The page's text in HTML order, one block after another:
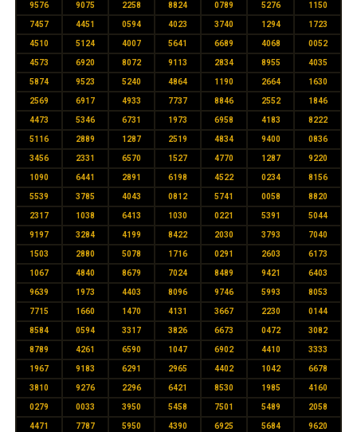
9576 9075 2258 8824 0789 5276 1150
7457 4451 0594 4023 3740 1294 1723
4510 5124 4007 5641 6689 4068 0052
4573 6920 8072 9113 2834 8955 4035
5874 9523 5240 4864 1190 2664 1630
2569 6917 4933 7737 8846 2552 1846
4473 5346 6731 1973 6958 4183 8222
5116 2889 1287 2519 4834 9400 0836
3456 2331 6570 1527 4770 1287 9220
1090 6441 2891 6198 4522 0234 8156
5539 3785 4043 0812 5741 0058 8820
2317 1038 6413 1030 0221 5391 5044
9197 3284 4199 8422 2030 3793 7040
1503 2880 5078 1716 0291 2603 6173
1067 4840 8679 7024 8489 9421 6403
9639 1973 4403 8096 9746 5993 8053
7715 1660 1470 4131 3667 2230 0144
8584 0594 3317 3826 6673 0472 3082
8789 4261 6590 1047 6902 4410 3333
1967 9183 6291 2965 4402 1042 6678
3810 9276 2296 6421 8530 1985 4160
0279 0033 3950 5458 7501 5489 2058
4471 7787 5950 4390 6925 5684 9620